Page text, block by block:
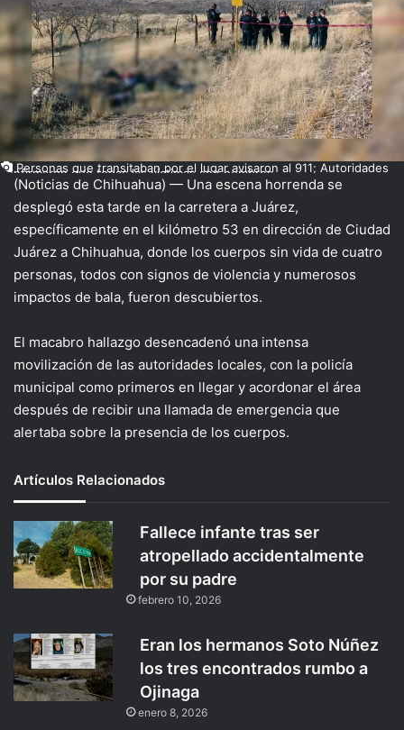
Personas que transitaban por el lugar avisaron al 911; Autoridades
confirmaron que todas las víctimas son hombres
(Noticias de Chihuahua) — Una escena horrenda se
desplegó esta tarde en la carretera a Juárez,
específicamente en el kilómetro 53 en dirección de Ciudad
Juárez a Chihuahua, donde los cuerpos sin vida de cuatro
personas, todos con signos de violencia y numerosos
impactos de bala, fueron descubiertos.
El macabro hallazgo desencadenó una intensa
movilización de las autoridades locales, con la policía
municipal como primeros en llegar y acordonar el área
después de recibir una llamada de emergencia que
alertaba sobre la presencia de los cuerpos.
Artículos Relacionados
Fallece infante tras ser
atropellado accidentalmente
por su padre
febrero 10, 2026
Eran los hermanos Soto Núñez
los tres encontrados rumbo a
Ojinaga
enero 8, 2026